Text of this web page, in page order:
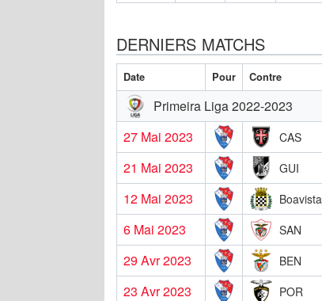
DERNIERS MATCHS
Date Pour Contre
Primeira Liga 2022-2023
27 Mai 2023
CAS
21 Mai 2023
GUI
12 Mai 2023
Boavista
6 Mai 2023
SAN
29 Avr 2023
BEN
23 Avr 2023
POR